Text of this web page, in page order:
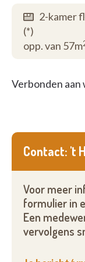
bijkeuken. Wie
het ruime
2-kamer
(*)
opp. van 57m
Verbonden
Contact: 't
Voor meer
formulier in
Een
vervolgens